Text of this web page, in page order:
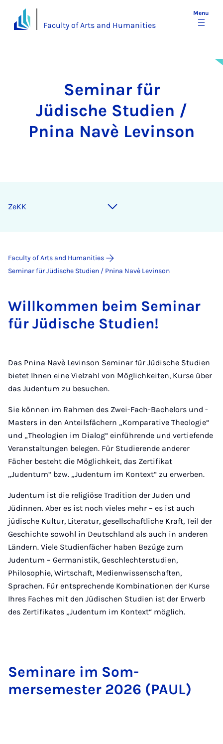
Faculty of Arts and Humanities
Menu
Seminar für
Jüdische Studien /
Pnina Navè Levinson
ZeKK
Faculty of Arts and Humanities
Seminar für Jüdische Studien / Pnina Navè Levinson
Will­kom­­men beim Se­mi­n­ar
für Jü­di­sche Stu­di­en!
Das Pnina Navè Levinson Seminar für Jüdische Studien
bietet Ihnen eine Vielzahl von Möglichkeiten, Kurse über
das Judentum zu besuchen.
Sie können im Rahmen des Zwei-Fach-Bachelors und -
Masters in den Anteilsfächern „Komparative Theologie“
und „Theologien im Dialog“ einführende und vertiefende
Veranstaltungen belegen. Für Studierende anderer
Fächer besteht die Möglichkeit, das Zertifikat
„Judentum“ bzw. „Judentum im Kontext“ zu erwerben.
Judentum ist die religiöse Tradition der Juden und
Jüdinnen. Aber es ist noch vieles mehr – es ist auch
jüdische Kultur, Literatur, gesellschaftliche Kraft, Teil der
Geschichte sowohl in Deutschland als auch in anderen
Ländern. Viele Studienfächer haben Bezüge zum
Judentum – Germanistik, Geschlechterstudien,
Philosophie, Wirtschaft, Medienwissenschaften,
Sprachen. Für entsprechende Kombinationen der Kurse
Ihres Faches mit den Jüdischen Studien ist der Erwerb
des Zertifikates „Judentum im Kontext“ möglich.
Sem­in­are im Som­
mersemester 2026 (PAUL)